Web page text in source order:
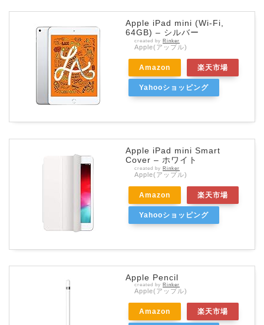
Apple iPad mini (Wi-Fi,
64GB) – シルバー
created by Rinker
Apple(アップル)
Amazon 楽天市場
Yahooショッピング
Apple iPad mini Smart
Cover – ホワイト
created by Rinker
Apple(アップル)
Amazon 楽天市場
Yahooショッピング
Apple Pencil
created by Rinker
Apple(アップル)
Amazon 楽天市場